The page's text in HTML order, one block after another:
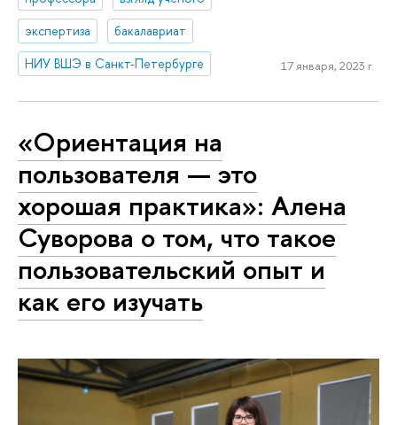
экспертиза
бакалавриат
НИУ ВШЭ в Санкт-Петербурге
17 января, 2023 г.
«Ориентация на
пользователя — это
хорошая практика»: Алена
Суворова о том, что такое
пользовательский опыт и
как его изучать